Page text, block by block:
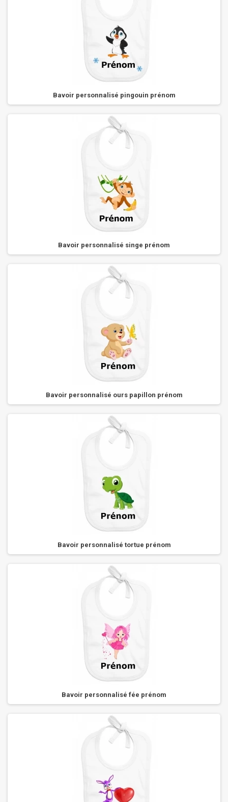
Bavoir personnalisé pingouin prénom
Bavoir personnalisé singe prénom
Bavoir personnalisé ours papillon prénom
Bavoir personnalisé tortue prénom
Bavoir personnalisé fée prénom